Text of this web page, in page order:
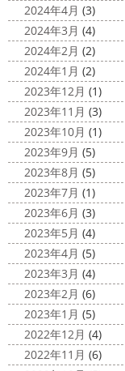
今日は高圧洗浄が
ます
塗装工
ひ読んでみてくだ
きた塗膜は、毎日
らされて ...
カ陽気になり過ご
お知らせをさせて
ト神奈川営業所様
このよ ...
けどお天気良くて
小倉氏ライド
で、すぐ立ててま
10日が過ぎようと
に終わってしまう
トもなくなり淋し
えしたマービスタ ...
2024年4月 (3)
2024年3月 (4)
2024年2月 (2)
2024年1月 (2)
2023年12月 (1)
2023年11月 (3)
2023年10月 (1)
2023年9月 (5)
2023年8月 (5)
2023年7月 (1)
2023年6月 (3)
2023年5月 (4)
2023年4月 (5)
2023年3月 (4)
2023年2月 (6)
2023年1月 (5)
2022年12月 (4)
2022年11月 (6)